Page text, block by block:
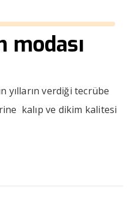
modası
yılların verdiği tecrübe
kalıp ve dikim kalitesi